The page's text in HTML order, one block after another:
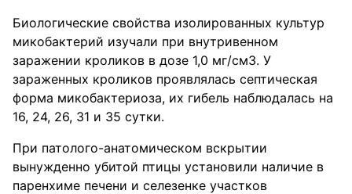
Биологические свойства изолированных культур
микобактерий изучали при внутривенном
заражении кроликов в дозе 1,0 мг/см3. У
зараженных кроликов проявлялась септическая
форма микобактериоза, их гибель наблюдалась на
16, 24, 26, 31 и 35 сутки.
При патолого-анатомическом вскрытии
вынужденно убитой птицы установили наличие в
паренхиме печени и селезенке участков